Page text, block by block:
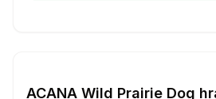
ACANA Wild Prairie Dog